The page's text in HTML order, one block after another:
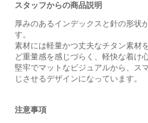
スタッフからの商品説明
厚みのあるインデックスと針の形状
す。
素材には軽量かつ丈夫なチタン素材
ど重量感を感じづらく、軽快な着け
堅牢でマットなビジュアルから、ス
じさせるデザインになっています。
注意事項